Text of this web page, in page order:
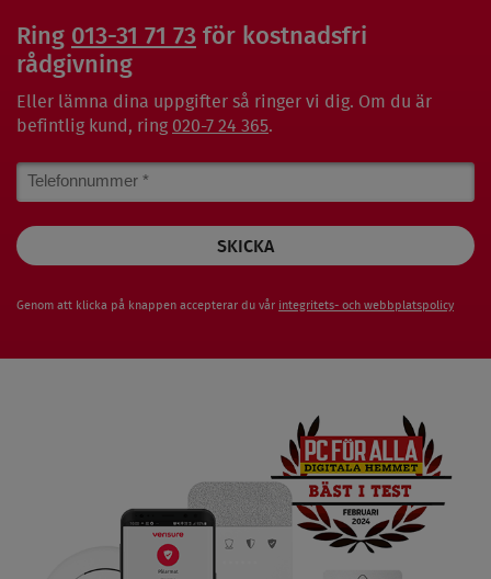
Ring 013-31 71 73 för kostnadsfri
rådgivning
Eller lämna dina uppgifter så ringer vi dig. Om du är
befintlig kund, ring 020-7 24 365.
Phone
Number
Genom att klicka på knappen accepterar du vår integritets- och webbplatspolicy